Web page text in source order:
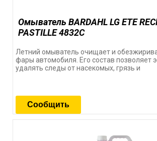
Омыватель BARDAHL LG ETE
PASTILLE 4832С
Летний омыватель очищает и
фары автомобиля. Его состав позволяет
удалять следы от насекомых, грязь и
Сообщить